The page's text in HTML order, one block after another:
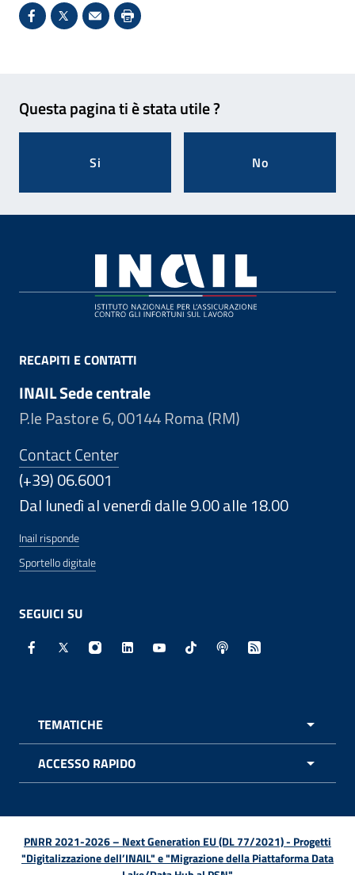
Condividi su Facebook - Sito esterno - Apertura in
X - Sito esterno - Apertura in nuova finestra
Invio Mail: apre il programma di posta
Stampa pagina: scelta meno
Questa pagina ti è stata utile ?
Si No
RECAPITI E CONTATTI
INAIL Sede centrale
P.le Pastore 6, 00144 Roma (RM)
Contact Center
(+39) 06.6001
Dal lunedì al venerdì dalle 9.00 alle 18.00
Inail risponde
Sportello digitale
SEGUICI SU
Facebook - Sito esterno - Apertura in nuova finestra
X - Sito esterno - Apertura in nuova finestra
Instagram - Sito esterno - Apertura in
Linkedin - Sito esterno - Apertura in
Youtube - Sito esterno -
TikTok - Sito esterno -
Spreaker - Sito
Feed RSS -
TEMATICHE
ACCESSO RAPIDO
PNRR 2021-2026 – Next Generation EU (DL 77/2021) - Progetti
"Digitalizzazione dell’INAIL" e "Migrazione della Piattaforma Data